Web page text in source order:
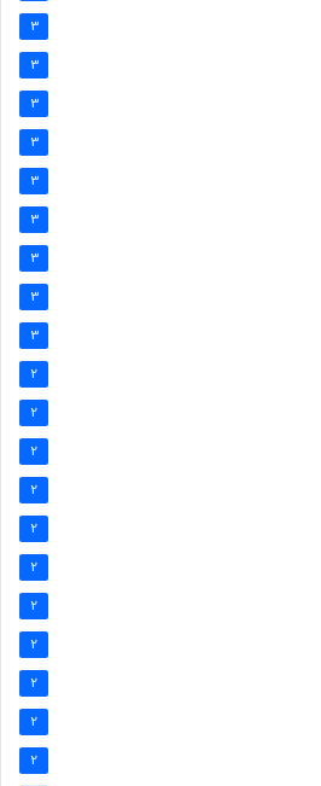
3
3
3
3
3
3
3
3
3
2
2
2
2
2
2
2
2
2
2
2